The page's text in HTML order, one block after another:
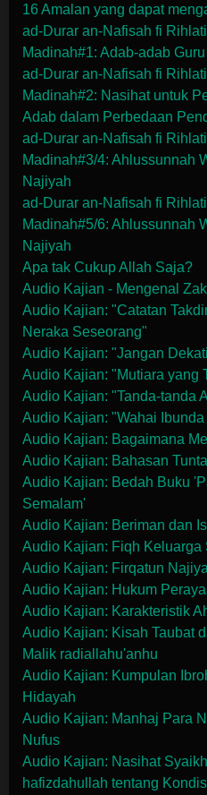
16 Amalan yang dapat
ad-Durar an-Nafisah fi
Madinah#1: Adab-adab
ad-Durar an-Nafisah fi
Madinah#2: Nasihat untuk
Adab dalam Perbedaan
ad-Durar an-Nafisah fi
Madinah#3/4: Ahlussunnah
Najiyah
ad-Durar an-Nafisah fi
Madinah#5/6: Ahlussunnah
Najiyah
Apa tak Cukup Allah Saja?
Audio Kajian - Mengenal
Audio Kajian: "Catatan
Neraka Seseorang"
Audio Kajian: "Jangan
Audio Kajian: "Mutiara yang
Audio Kajian: "Tanda-tanda
Audio Kajian: "Wahai
Audio Kajian: Bagaimana
Audio Kajian: Bahasan
Audio Kajian: Bedah Buku
Semalam'
Audio Kajian: Beriman dan
Audio Kajian: Fiqh Keluarga
Audio Kajian: Firqatun
Audio Kajian: Hukum
Audio Kajian: Karakteristik
Audio Kajian: Kisah Taubat
Malik radiallahu'anhu
Audio Kajian: Kumpulan
Hidayah
Audio Kajian: Manhaj Para
Nufus
Audio Kajian: Nasihat
hafizdahullah tentang